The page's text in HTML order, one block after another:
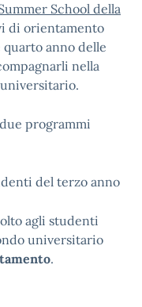
School della
di orientamento
anno delle
nella
programmi
del terzo anno
agli studenti
universitario
.